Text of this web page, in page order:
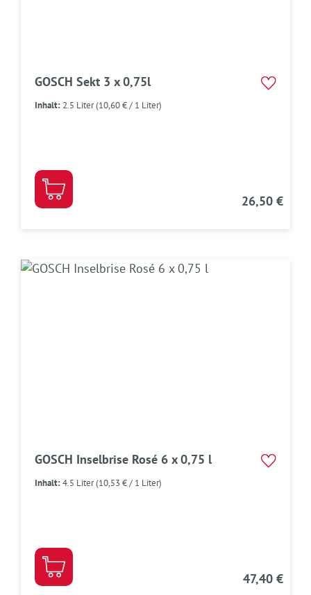
GOSCH Sekt 3 x 0,75l
Inhalt: 2.5 Liter(10,60 € / 1 Liter)
26,50 €
GOSCH Inselbrise Rosé 6 x 0,75 l
Inhalt:4.5 Liter(10,53 € / 1 Liter)
47,40 €